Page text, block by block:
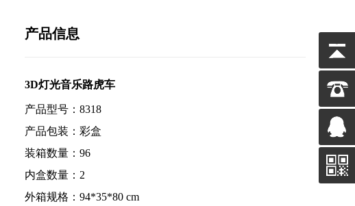
产品信息
3D灯光音乐路虎车
产品型号：8318
产品包装：彩盒
装箱数量：96
内盒数量：2
外箱规格：94*35*80 cm